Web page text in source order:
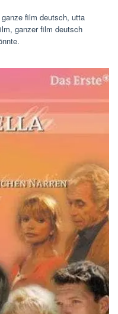
film deutsch, utta
ganzer film deutsch